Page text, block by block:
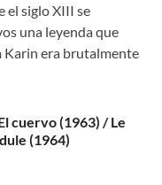
el siglo XIII se
una leyenda que
Karin era brutalmente
cuervo (1963) / Le
(1964)